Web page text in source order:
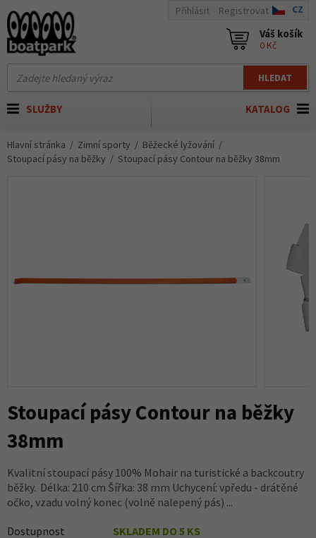
HLEDAT
Přihlásit Registrovat CZ
Váš košík
0 Kč
KATALOG
SLUŽBY
Hlavní stránka Zimní sporty
Běžecké lyžování
Stoupací pásy na běžky
Stoupací pásy Contour na běžky 38mm
Stoupací pásy Contour na běžky
38mm
Kvalitní stoupací pásy 100% Mohair na turistické a backcoutry
běžky. Délka: 210 cm Šířka: 38 mm Uchycení: vpředu - drátěné
očko, vzadu volný konec (volně nalepený pás) ...
Dostupnost SKLADEM DO 5 KS